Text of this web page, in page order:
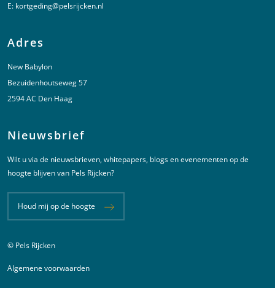
E: kortgeding@pelsrijcken.nl
Adres
New Babylon
Bezuidenhoutseweg 57
2594 AC Den Haag
Nieuwsbrief
Wilt u via de nieuwsbrieven, whitepapers, blogs en evenementen op de
hoogte blijven van Pels Rijcken?
Houd mij op de hoogte
Juridische informatie
© Pels Rijcken
Algemene voorwaarden